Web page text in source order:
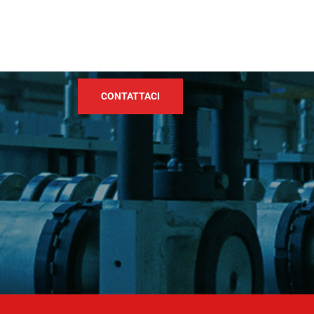
CONTATTACI